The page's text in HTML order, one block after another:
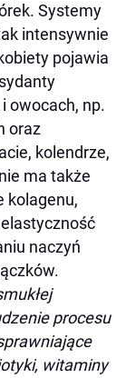
Systemy
intensywnie
pojawia
owocach, np.
oraz
kolendrze,
ma także
kolagenu,
naczyń
procesu
witaminy